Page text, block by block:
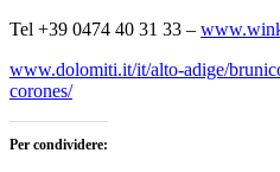
Tel +39 0474 40 31 33 –
www.dolomiti.it/it/alto-adige/
corones/
Per condividere: